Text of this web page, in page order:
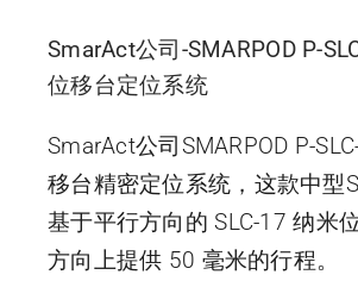
SmarAct公司-SMARPOD P-
位移台定位系统
SmarAct公司SMARPOD P-
移台精密定位系统，这款中型
基于平行方向的 SLC-17 纳米
方向上提供 50 毫米的行程。